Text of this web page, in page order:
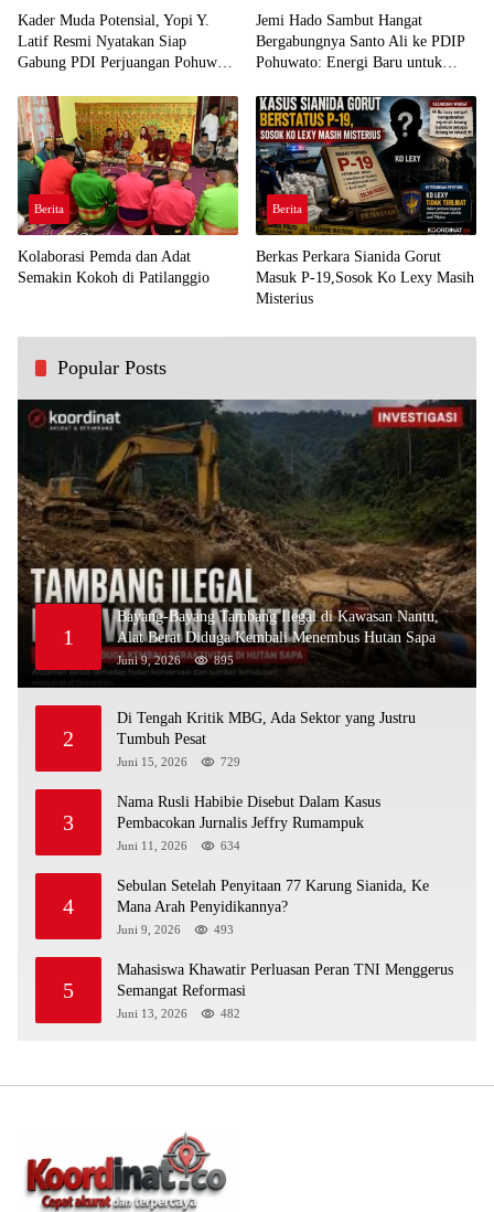
Kader Muda Potensial, Yopi Y.
Latif Resmi Nyatakan Siap
Gabung PDI Perjuangan Pohuwato
Jemi Hado Sambut Hangat
Bergabungnya Santo Ali ke PDIP
Pohuwato: Energi Baru untuk
Berita
Kolaborasi Pemda dan Adat
Semakin Kokoh di Patilanggio
Berita
Berkas Perkara Sianida Gorut
Masuk P-19,Sosok Ko Lexy Masih
Misterius
Popular Posts
1
Bayang-Bayang Tambang Ilegal di Kawasan Nantu,
Alat Berat Diduga Kembali Menembus Hutan Sapa
Juni 9, 2026 895
2
Di Tengah Kritik MBG, Ada Sektor yang Justru
Tumbuh Pesat
Juni 15, 2026 729
3
Nama Rusli Habibie Disebut Dalam Kasus
Pembacokan Jurnalis Jeffry Rumampuk
Juni 11, 2026 634
4
Sebulan Setelah Penyitaan 77 Karung Sianida, Ke
Mana Arah Penyidikannya?
Juni 9, 2026 493
5
Mahasiswa Khawatir Perluasan Peran TNI Menggerus
Semangat Reformasi
Juni 13, 2026 482